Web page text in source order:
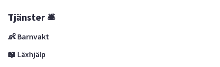
Tjänster 🛎
👶 Barnvakt
📖 Läxhjälp